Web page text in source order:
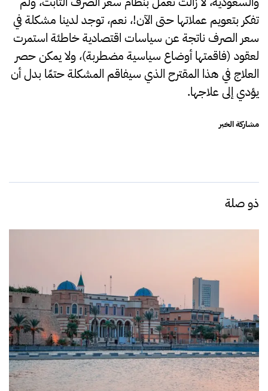
تفكر بتعويم عملاتها حتى الآن!، نعم، توجد لدينا مشكلة في
سعر الصرف ناتجة عن سياسات اقتصادية خاطئة استمرت
لعقود (فاقمتها أوضاع سياسية مضطربة)، ولا يمكن حصر
العلاج في هذا المقترح الذي سيفاقم المشكلة حتمًا بدل أن
يؤدي إلى علاجها.
مشاركة الخبر
ذو صلة